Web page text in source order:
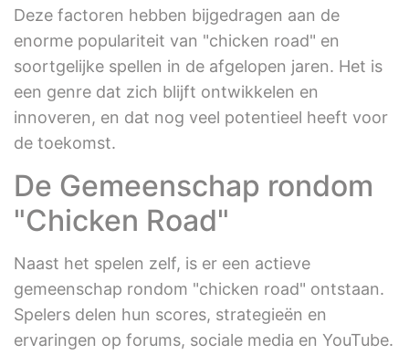
Deze factoren hebben bijgedragen aan de
enorme populariteit van "chicken road" en
soortgelijke spellen in de afgelopen jaren. Het is
een genre dat zich blijft ontwikkelen en
innoveren, en dat nog veel potentieel heeft voor
de toekomst.
De Gemeenschap rondom
"Chicken Road"
Naast het spelen zelf, is er een actieve
gemeenschap rondom "chicken road" ontstaan.
Spelers delen hun scores, strategieën en
ervaringen op forums, sociale media en YouTube.